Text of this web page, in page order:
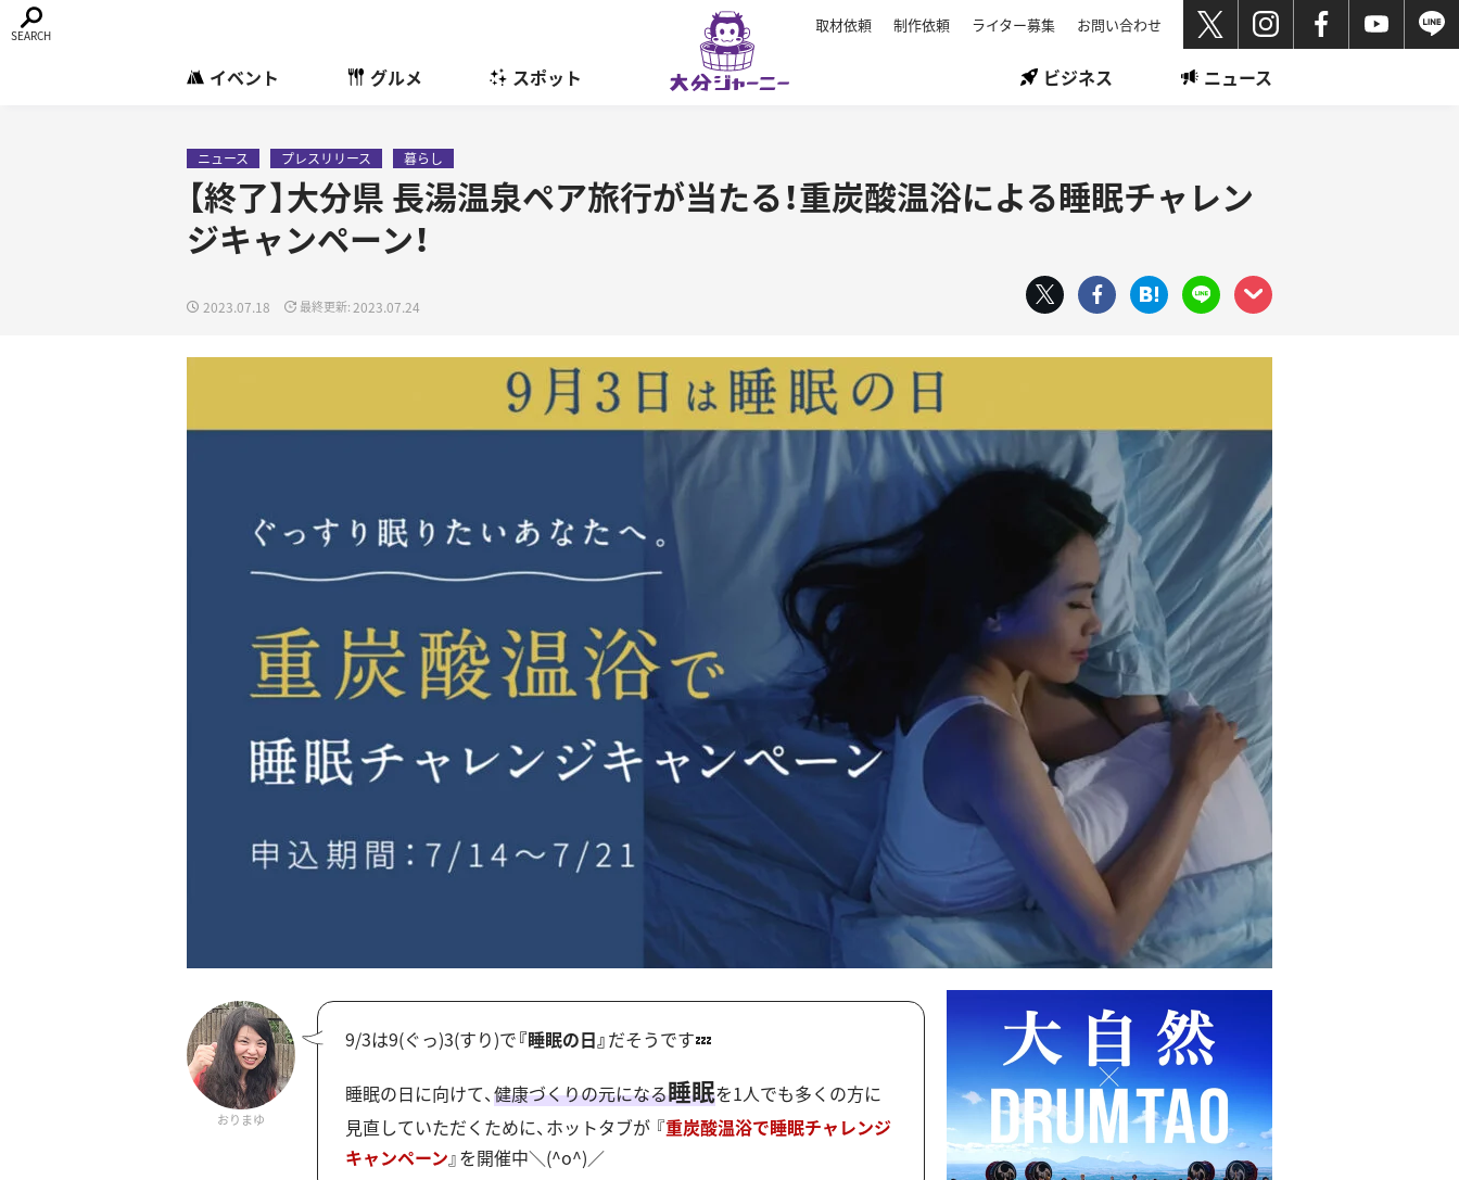
取材依頼 制作依頼 ライター募集 お問い合わせ
イベント グルメ スポット 暮らし ビジネス ニュース
ニュース プレスリリース 暮らし
【終了】大分県 長湯温泉ペア旅行が当たる！重炭酸温浴による睡眠チャレン
ジキャンペーン！
2023.07.18 2023.07.24
おりまゆ
9/3は9(ぐっ)3(すり)で『睡眠の日』だそうです💤
睡眠の日に向けて、 健康づくりの元になる睡眠を1人でも多くの方に
見直していただくために、ホットタブが 『重炭酸温浴で睡眠チャレンジ
キャンペーン』を開催中＼(^o^)／